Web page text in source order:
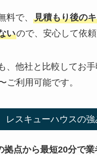
料で、 見積もり後の
いので、安心して依頼
、他社と比較してお
ご利用可能です。
レスキューハウスの強
拠点から最短20分で業